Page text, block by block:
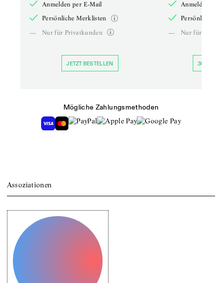
Anmelden per E-Mail
Persönliche Merklisten
—
Nur für Privatkunden
JETZT BESTELLEN
Anmelden
Persönliche
—
Nur für
30 TAGE
Mögliche Zahlungsmethoden
Assoziationen